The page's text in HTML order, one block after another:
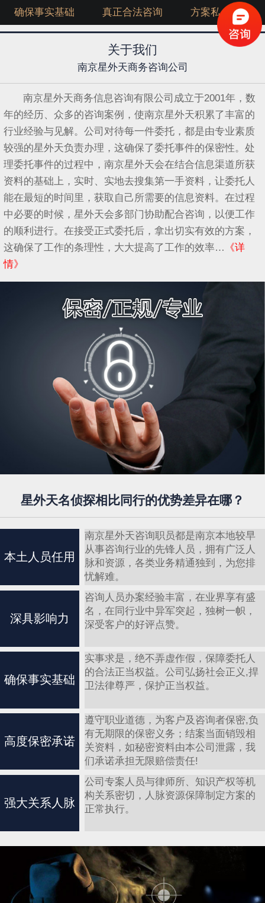
确保事实基础 真正合法咨询 方案私人定制
关于我们
南京星外天商务咨询公司
南京星外天商务信息咨询有限公司成立于2001年，数
年的经历、众多的咨询案例，使南京星外天积累了丰富的
行业经验与见解。公司对待每一件委托，都是由专业素质
较强的星外天负责办理，这确保了委托事件的保密性。处
理委托事件的过程中，南京星外天会在结合信息渠道所获
资料的基础上，实时、实地去搜集第一手资料，让委托人
能在最短的时间里，获取自己所需要的信息资料。在过程
中必要的时候，星外天会多部门协助配合咨询，以便工作
的顺利进行。在接受正式委托后，拿出切实有效的方案，
这确保了工作的条理性，大大提高了工作的效率… 《详
情》
星外天名侦探相比同行的优势差异在哪？
本土人员任用
南京星外天咨询职员都是南京本地较早
从事咨询行业的先锋人员，拥有广泛人
脉和资源，各类业务精通独到，为您排
忧解难。
深具影响力
咨询人员办案经验丰富，在业界享有盛
名，在同行业中异军突起，独树一帜，
深受客户的好评点赞。
确保事实基础
实事求是，绝不弄虚作假，保障委托人
的合法正当权益。公司弘扬社会正义,捍
卫法律尊严，保护正当权益。
高度保密承诺
遵守职业道德，为客户及咨询者保密,负
有无期限的保密义务；结案当面销毁相
关资料，如秘密资料由本公司泄露，我
们承诺承担无限赔偿责任!
强大关系人脉
公司专案人员与律师所、知识产权等机
构关系密切，人脉资源保障制定方案的
正常执行。